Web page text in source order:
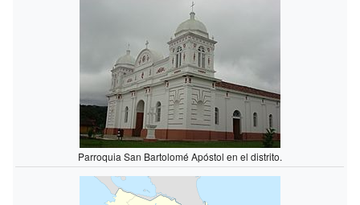
Parroquia San Bartolomé Apóstol en el distrito.